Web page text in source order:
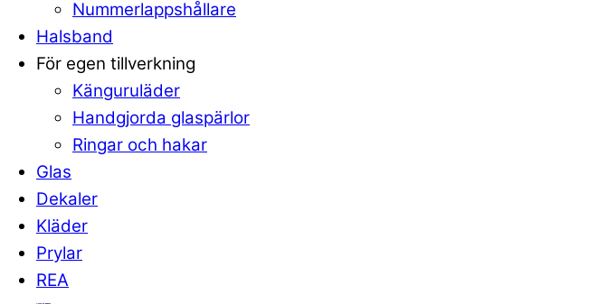
Nummerlappshållare
Halsband
För egen tillverkning
Känguruläder
Handgjorda glaspärlor
Ringar och hakar
Glas
Dekaler
Kläder
Prylar
REA